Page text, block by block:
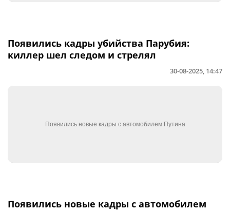
Появились кадры убийства Парубия:
киллер шел следом и стрелял
30-08-2025, 14:47
Появились новые кадры с автомобилем